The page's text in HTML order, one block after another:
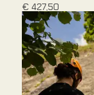
€ 427,50